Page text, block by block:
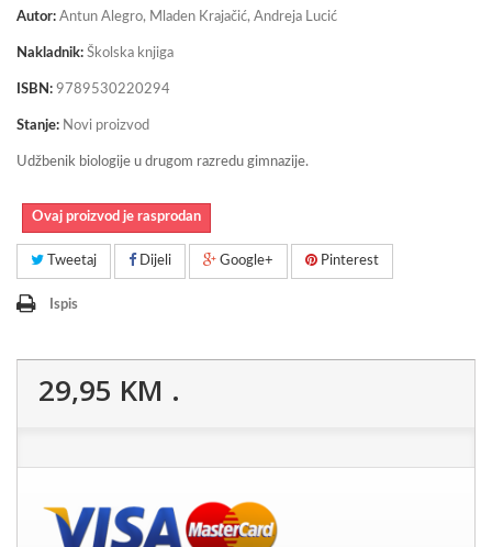
Autor: Antun Alegro, Mladen Krajačić, Andreja Lucić
Nakladnik: Školska knjiga
ISBN: 9789530220294
Stanje: Novi proizvod
Udžbenik biologije u drugom razredu gimnazije.
Ovaj proizvod je rasprodan
Tweetaj Dijeli Google+ Pinterest
Ispis
29,95 KM .